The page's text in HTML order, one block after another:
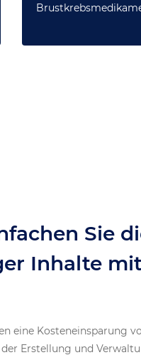
Sie
Inhalte
eine Kosteneinsparung
Erstellung und